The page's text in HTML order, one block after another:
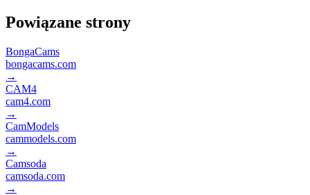
Powiązane strony
BongaCams
bongacams.com
→
CAM4
cam4.com
→
CamModels
cammodels.com
→
Camsoda
camsoda.com
→